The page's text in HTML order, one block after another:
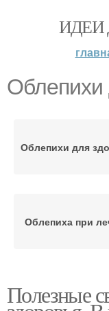
ИДЕИ
Облепихи
Облепихи для
Облепиха при
Полезные